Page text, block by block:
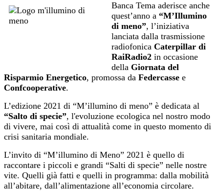
Banca Tema aderisce anche
quest’anno a “M’Illumino
di meno”, l’iniziativa
lanciata dalla trasmissione
radiofonica Caterpillar di
RaiRadio2 in occasione
della Giornata del
Risparmio Energetico, promossa da Federcasse e
Confcooperative.
L’edizione 2021 di “M’illumino di meno” è dedicata al
“Salto di specie”, l'evoluzione ecologica nel nostro modo
di vivere, mai così di attualità come in questo momento di
crisi sanitaria mondiale.
L’invito di “M’illumino di Meno” 2021 è quello di
raccontare i piccoli e grandi “Salti di specie” nelle nostre
vite. Quelli già fatti e quelli in programma: dalla mobilità
all’abitare, dall’alimentazione all’economia circolare.